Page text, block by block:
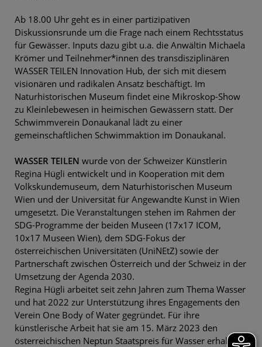
Ab 18.00 Uhr geht es in einer partizipativen
Diskussionsrunde um die Frage nach einem Rechtsstatus
für Gewässer. Inputs dazu gibt u.a. die Anwältin Michaela
Krömer und Teilnehmer*innen des transdisziplinären
WASSER TEILEN Innovation Hub, der sich mit diesem
visionären und radikalen Ansatz beschäftigt. Im
Naturhistorischen Museum findet eine Mikroskop-Show
zu Kleinlebewesen in heimischen Gewässern statt. Der
Schwimmverein Donaukanal lädt zu einer
gemeinschaftlichen Schwimmaktion im Donaukanal.
WASSER TEILEN wurde von der Schweizer Künstlerin
Regina Hügli entwickelt und in Kooperation mit dem
Volkskundemuseum, dem Naturhistorischen Museum
Wien und der Universität für Angewandte Kunst in Wien
umgesetzt. Die Veranstaltungen stehen im Rahmen der
SDG-Programme der beiden Museen (17x17 ICOM,
10x17 Museen Wien), dem SDG-Fokus der
österreichischen Universitäten (UniNEtZ) sowie der
Partnerschaft zwischen Österreich und der Schweiz in der
Umsetzung der Agenda 2030.
Regina Hügli arbeitet seit zehn Jahren zum Thema Wasser
und hat 2022 zur Unterstützung ihres Engagements den
Verein One Body of Water gegründet. Für ihre
künstlerische Arbeit hat sie am 15. März 2023 den
österreichischen Neptun Staatspreis für Wasser erhalten.